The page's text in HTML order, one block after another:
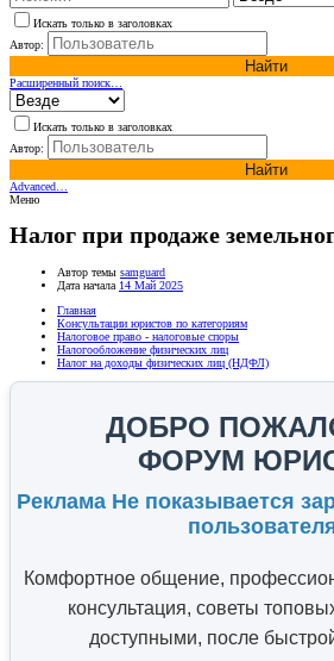
Искать только в заголовках
Автор:
Найти
Расширенный поиск…
Искать только в заголовках
Автор:
Найти
Advanced…
Меню
Налог при продаже
Автор темы samguard
Дата начала 14 Май 2025
Главная
Консультации юристов по категориям
Налоговое право - налоговые споры
Налогообложение физических лиц
Налог на доходы физических лиц (НДФЛ)
ДОБРО
ФОРУМ
Реклама Не показывается
Комфортное общение,
консультация, советы
доступными, после